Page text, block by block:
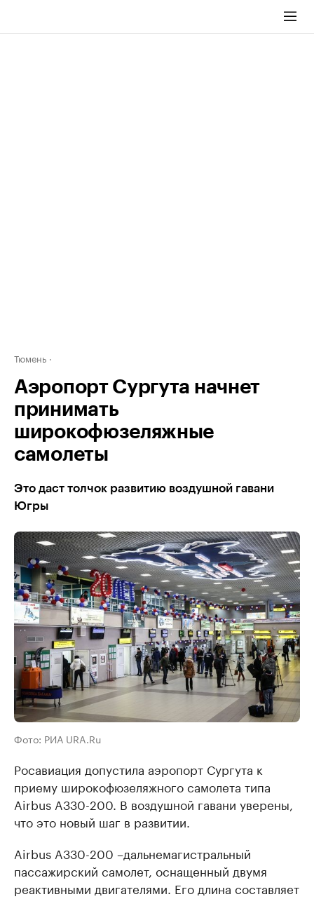
Тюмень
Аэропорт Сургута начнет
принимать
широкофюзеляжные
самолеты
Это даст толчок развитию воздушной гавани
Югры
Фото: РИА URA.Ru
Росавиация допустила аэропорт Сургута к
приему широкофюзеляжного самолета типа
Airbus A330-200. В воздушной гавани уверены,
что это новый шаг в развитии.
Airbus A330-200 –дальнемагистральный
пассажирский самолет, оснащенный двумя
реактивными двигателями. Его длина составляет